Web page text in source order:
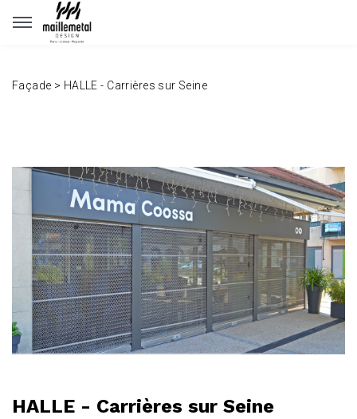
Panneau de gestion des cookies
Façade > HALLE - Carrières sur Seine
HALLE - Carrières sur Seine